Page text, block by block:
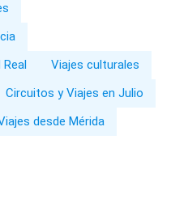
Viajes culturales
Circuitos y Viajes en Julio
desde Mérida